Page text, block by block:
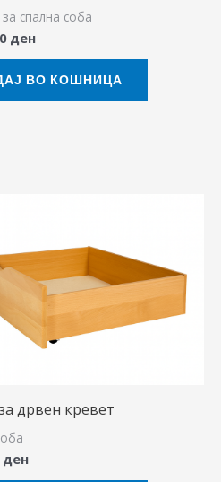
спална соба
ден
ВО КОШНИЦА
дрвен кревет
ден